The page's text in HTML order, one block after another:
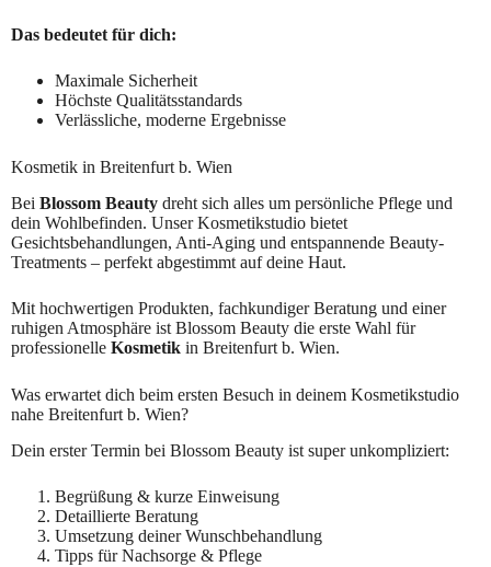
Das bedeutet für dich:
Maximale Sicherheit
Höchste Qualitätsstandards
Verlässliche, moderne Ergebnisse
Kosmetik in Breitenfurt b. Wien
Bei Blossom Beauty dreht sich alles um persönliche Pflege und
dein Wohlbefinden. Unser Kosmetikstudio bietet
Gesichtsbehandlungen, Anti-Aging und entspannende Beauty-
Treatments – perfekt abgestimmt auf deine Haut.
Mit hochwertigen Produkten, fachkundiger Beratung und einer
ruhigen Atmosphäre ist Blossom Beauty die erste Wahl für
professionelle Kosmetik in Breitenfurt b. Wien.
Was erwartet dich beim ersten Besuch in deinem Kosmetikstudio
nahe Breitenfurt b. Wien?
Dein erster Termin bei Blossom Beauty ist super unkompliziert:
Begrüßung & kurze Einweisung
Detaillierte Beratung
Umsetzung deiner Wunschbehandlung
Tipps für Nachsorge & Pflege